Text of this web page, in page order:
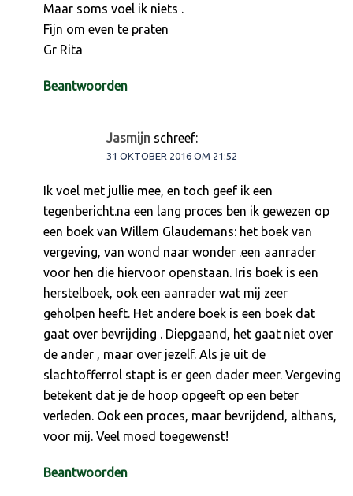
Maar soms voel ik niets .
Fijn om even te praten
Gr Rita
Beantwoorden
Jasmijn schreef:
31 OKTOBER 2016 OM 21:52
Ik voel met jullie mee, en toch geef ik een
tegenbericht.na een lang proces ben ik gewezen op
een boek van Willem Glaudemans: het boek van
vergeving, van wond naar wonder .een aanrader
voor hen die hiervoor openstaan. Iris boek is een
herstelboek, ook een aanrader wat mij zeer
geholpen heeft. Het andere boek is een boek dat
gaat over bevrijding . Diepgaand, het gaat niet over
de ander , maar over jezelf. Als je uit de
slachtofferrol stapt is er geen dader meer. Vergeving
betekent dat je de hoop opgeeft op een beter
verleden. Ook een proces, maar bevrijdend, althans,
voor mij. Veel moed toegewenst!
Beantwoorden